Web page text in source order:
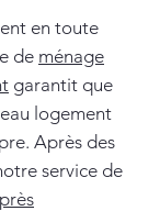
en toute
de ménage
garantit que
logement
Après des
service de